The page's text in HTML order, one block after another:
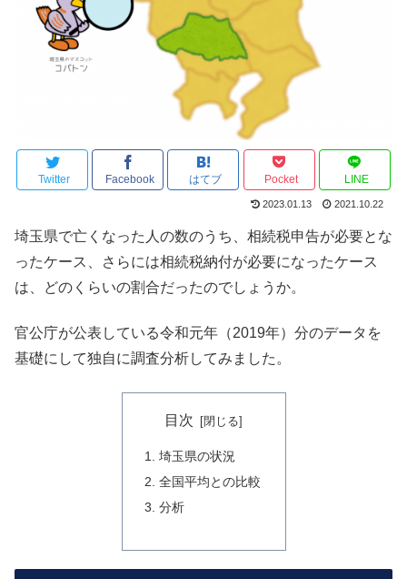
Twitter Facebook はてブ Pocket LINE
2023.01.13 2021.10.22
埼玉県で亡くなった人の数のうち、相続税申告が必要とな
ったケース、さらには相続税納付が必要になったケース
は、どのくらいの割合だったのでしょうか。
官公庁が公表している令和元年（2019年）分のデータを
基礎にして独自に調査分析してみました。
目次
埼玉県の状況
全国平均との比較
分析